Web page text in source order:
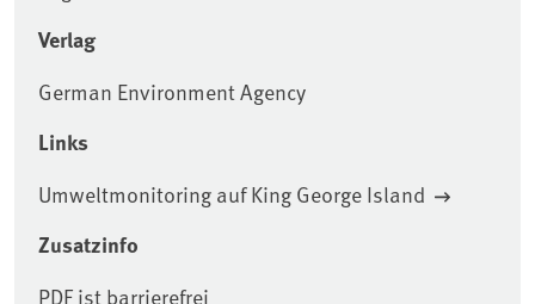
Verlag
German Environment Agency
Links
Umweltmonitoring auf King George Island
Zusatzinfo
PDF ist barrierefrei